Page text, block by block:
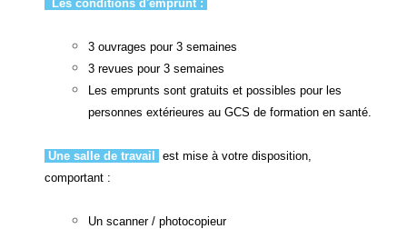
Les conditions d'emprunt :
3 ouvrages pour 3 semaines
3 revues pour 3 semaines
Les emprunts sont gratuits et possibles pour les
personnes extérieures au GCS de formation en santé.
Une salle de travail
est mise à votre disposition,
comportant :
Un scanner / photocopieur